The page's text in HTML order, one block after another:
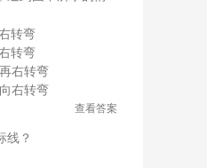
转弯
转弯
右转弯
右转弯
查看答案
线？